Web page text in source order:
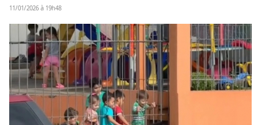
11/01/2026 à 19h48